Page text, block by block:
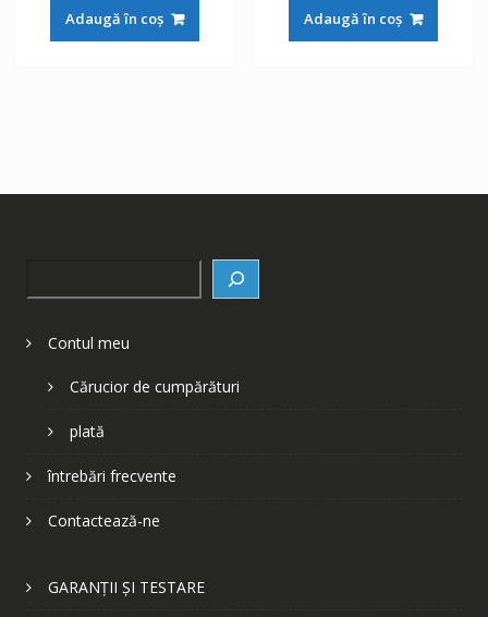
a
fost:
este:
148 lei.
Adaugă în coș
a
fost:
este:
148 lei.
Adaugă în coș
Contul meu
Cărucior de cumpărături
plată
întrebări frecvente
Contactează-ne
GARANȚII ȘI TESTARE